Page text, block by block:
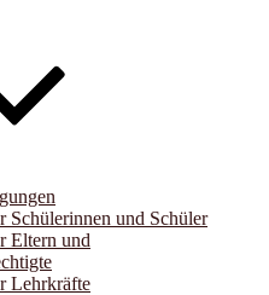
Schülerinnen und Schüler
Eltern und
Lehrkräfte